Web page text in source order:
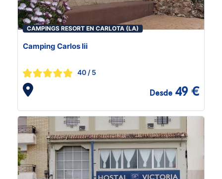
CAMPINGS RESORT EN CARLOTA (LA)
Camping Carlos Iii
40 / 5
Desde 49 €